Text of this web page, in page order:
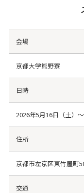
会場
京都大学熊野寮
日時
2026年5月16日（土）
住所
京都市左京区東竹屋町
交通